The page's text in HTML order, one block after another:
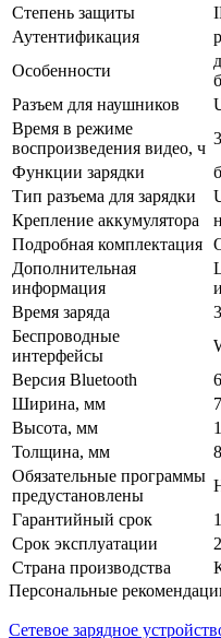
Степень защиты
Аутентификация
Особенности
Разъем для наушников
Время в режиме
воспроизведения видео, ч
Функции зарядки
Тип разъема для зарядки
Крепление аккумулятора
Подробная комплектация
Дополнительная
информация
Время заряда
Беспроводные
интерфейсы
Версия Bluetooth
Ширина, мм
Высота, мм
Толщина, мм
Обязательные программы
предустановлены
Гарантийный срок
Срок эксплуатации
Страна производства
Персональные
Сетевое зарядное